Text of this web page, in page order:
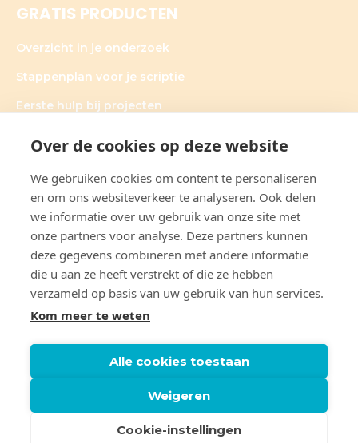
GRATIS PRODUCTEN
Overzicht in je onderzoek
Stappenplan voor je scriptie
Eerste hulp bij projecten
OVER CLAUDIA DE GRAAUW
Claudia’s hart ligt bij onderzoek. Haar werkwijze is heel
persoonlijk; ieder onderzoek vraagt tenslotte om
maatwerk. Samen met de klant formuleert ze doelen, die
ze vervolgens ook realiseert. Daarbij is ze volkomen
transparant en deelt ze graag haar kennis en ervaring.
voorbehouden.
Over de cookies op deze website
We gebruiken cookies om content te personaliseren
en om ons websiteverkeer te analyseren. Ook delen
we informatie over uw gebruik van onze site met
onze partners voor analyse. Deze partners kunnen
deze gegevens combineren met andere informatie
die u aan ze heeft verstrekt of die ze hebben
verzameld op basis van uw gebruik van hun services.
Kom meer te weten
Alle cookies toestaan
Weigeren
Cookie-instellingen